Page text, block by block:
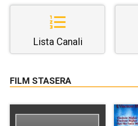
Lista Canali
FILM STASERA